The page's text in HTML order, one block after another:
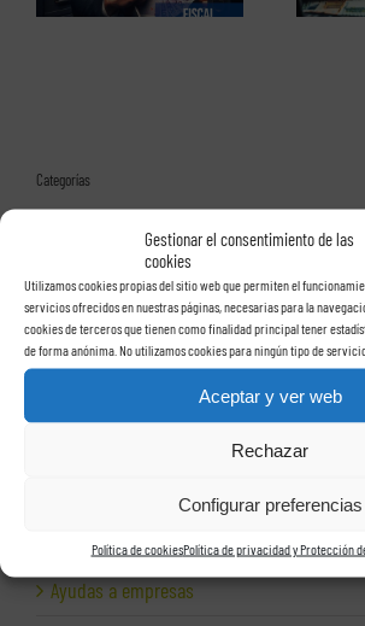
Gestionar el consentimiento de las
cookies
Utilizamos cookies propias del sitio web que permiten el
servicios ofrecidos en nuestras páginas, necesarias para la
cookies de terceros que tienen como finalidad principal tener
de forma anónima. No utilizamos cookies para ningún tipo de
Aceptar y ver web
Rechazar
Configurar preferencias
Política de cookiesPolítica de privacidad y Protección
Categorías
Área contable
Área fiscal
Área jurídica
Autónomos
Ayudas a empresas